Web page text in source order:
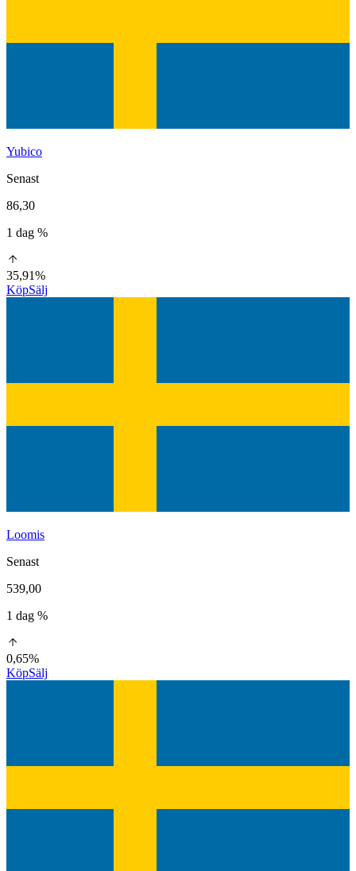
Yubico
Senast
86,30
1 dag %
35,91%
KöpSälj
Loomis
Senast
539,00
1 dag %
0,65%
KöpSälj